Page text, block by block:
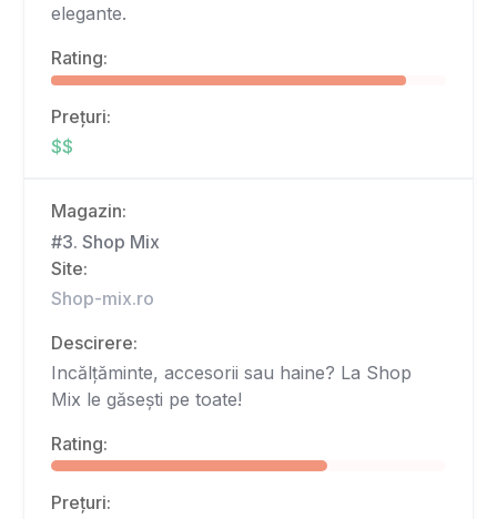
elegante.
Rating:
Prețuri:
$$
Magazin:
#3. Shop Mix
Site:
Shop-mix.ro
Descirere:
Incălțăminte, accesorii sau haine? La Shop
Mix le găsești pe toate!
Rating:
Prețuri: